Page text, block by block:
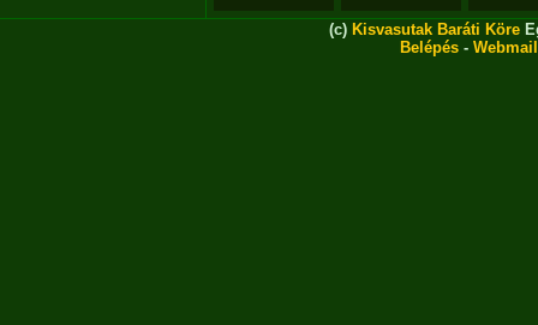
(c) Kisvasutak Baráti Köre
Belépés - Webmail